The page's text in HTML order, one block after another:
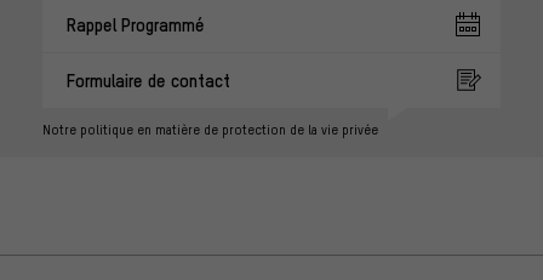
Rappel Programmé
Formulaire de contact
Notre politique en matière de protection de la vie privée